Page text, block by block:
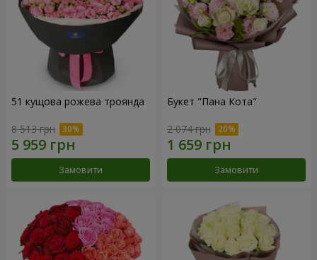
51 кущова рожева троянда
8 513 грн
Замовити
Букет "Пана Кота"
2 074 грн
Замовити